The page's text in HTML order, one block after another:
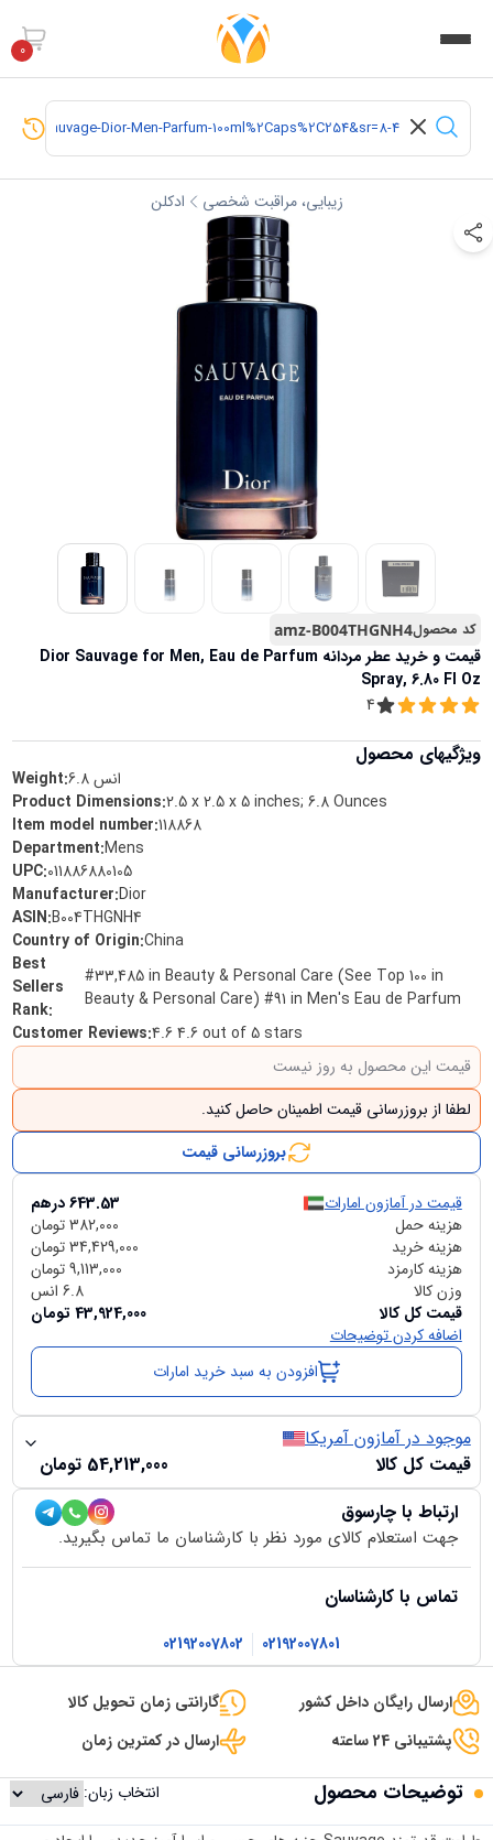
0
زیبایی، مراقبت شخصی ادکلن
کد محصولamz-B004THGNH4
قیمت و خرید
عطر مردانه Dior Sauvage for Men, Eau de Parfum
Spray, 6.80 Fl Oz
4
ویژگیهای محصول
Weight:6.8انس
Product Dimensions:2.5 x 2.5 x 5 inches; 6.8 Ounces
Item model number:118868
Department:Mens
UPC:011886880105
Manufacturer:Dior
ASIN:B004THGNH4
Country of Origin:China
Best
Sellers
Rank:
#33,485 in Beauty & Personal Care (See Top 100 in
Beauty & Personal Care) #91 in Men's Eau de Parfum
Customer Reviews:4.6 4.6 out of 5 stars
قیمت این محصول به روز نیست
لطفا از بروزرسانی قیمت اطمینان حاصل کنید.
بروزرسانی قیمت
قیمت در آمازون امارات 643.53درهم
هزینه حمل
382,000تومان
هزینه خرید
34,429,000تومان
هزینه کارمزد
9,113,000تومان
وزن کالا
6.8 انس
قیمت کل کالا
43,924,000 تومان
اضافه کردن توضیحات
افزودن به سبد خرید امارات
موجود در آمازون آمریکا
قیمت کل کالا
54,213,000 تومان
ارتباط با چارسوق
جهت استعلام کالای مورد نظر با کارشناسان ما تماس بگیرید.
تماس با کارشناسان
02192007801
02192007802
ارسال رایگان داخل کشور
گارانتی زمان تحویل کالا
پشتیبانی 24 ساعته
ارسال در کمترین زمان
توضیحات محصول
انتخاب زبان: